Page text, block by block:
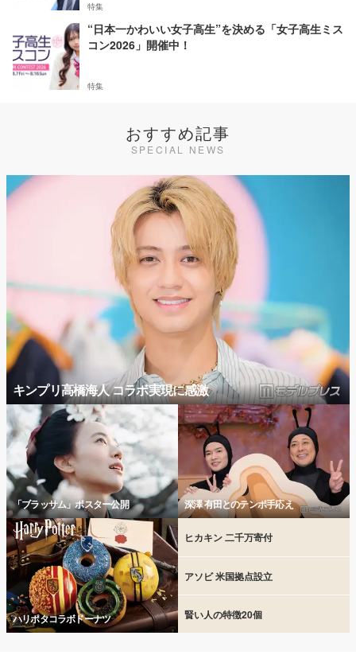
特集
“日本一かわいい女子高生”を決める「女子高生ミス
コン2026」開催中！
特集
おすすめ記事
SPECIAL NEWS
キンプリ高橋海人 コラボ実現に感激
「ブラッサム」ポスター公開 深澤 有田とのテンポ手応え
ハリポタコラボドーナツ
ヒカキン 二千万寄付
アソビ 米国拠点設立
賢い人の特徴20個